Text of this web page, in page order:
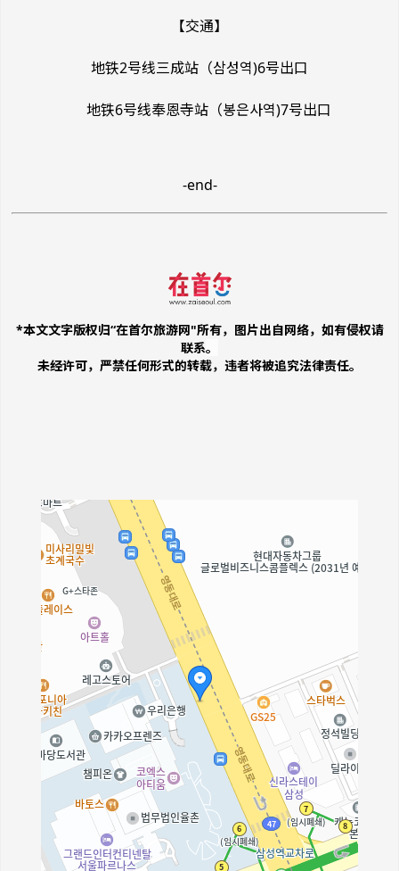
【交通】
地铁2号线三成站（삼성역)6号出口
地铁6号线奉恩寺站（봉은사역)7号出口
-end-
*本文文字版权归“在首尔旅游网"所有，图片出自网络，如有侵权请
联系。
未经许可，严禁任何形式的转载，违者将被追究法律责任。